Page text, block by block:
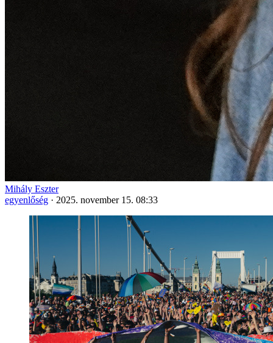
Mihály Eszter
egyenlőség · 2025. november 15. 08:33